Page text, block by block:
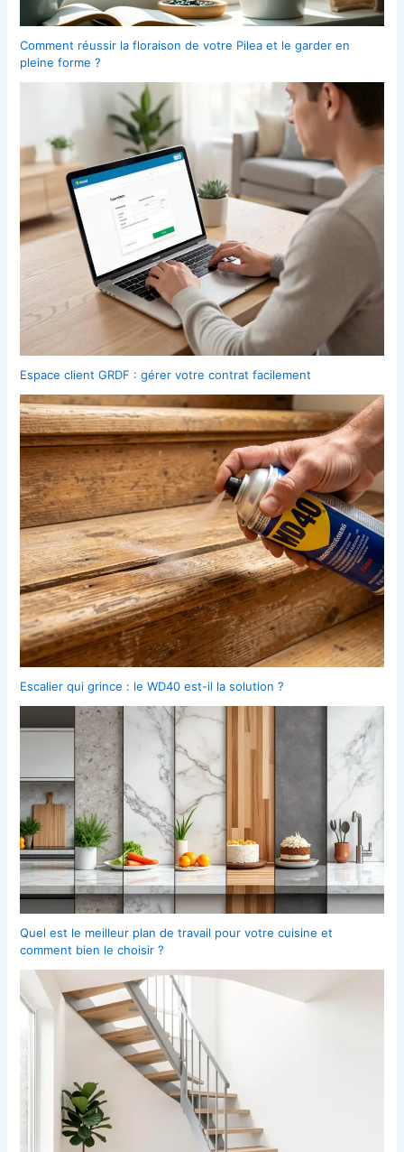
Comment réussir la floraison de votre Pilea et le garder en
pleine forme ?
Espace client GRDF : gérer votre contrat facilement
Escalier qui grince : le WD40 est-il la solution ?
Quel est le meilleur plan de travail pour votre cuisine et
comment bien le choisir ?